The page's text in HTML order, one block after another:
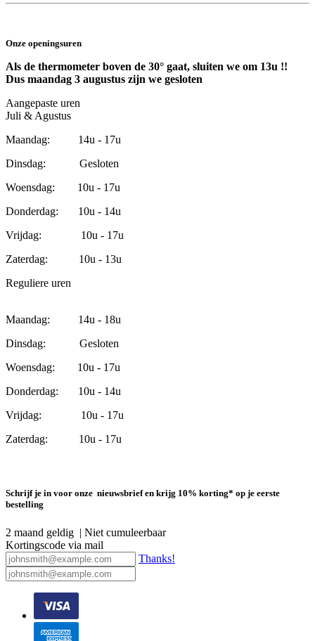
Onze openingsuren
Als de thermometer boven de 30° gaat, sluiten we om 13u !!
Dus maandag 3 augustus zijn we gesloten
Aangepaste uren
Juli & Agustus
Maandag: 14u - 17u
Dinsdag: Gesloten
Woensdag: 10u - 17u
Donderdag: 10u - 14u
Vrijdag: 10u - 17u
Zaterdag: 10u - 13u
Reguliere uren
Maandag: 14u - 18u
Dinsdag: Gesloten
Woensdag: 10u - 17u
Donderdag: 10u - 14u
Vrijdag: 10u - 17u
Zaterdag: 10u - 17u
Schrijf je in voor onze nieuwsbrief en krijg 10% korting* op je eerste
bestelling
2 maand geldig | Niet cumuleerbaar
Kortingscode via mail
Thanks!